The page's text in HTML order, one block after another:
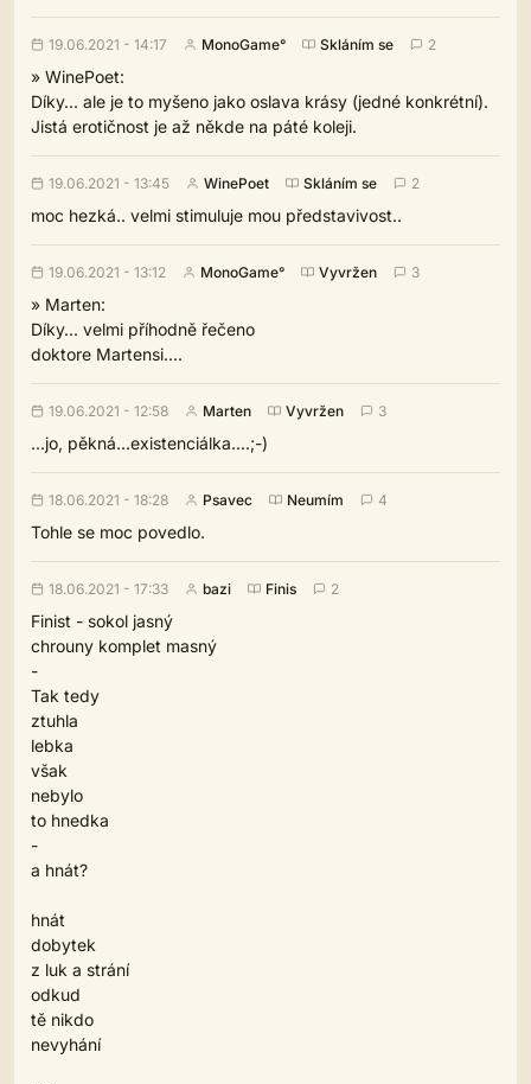
19.06.2021 - 14:17 MonoGame° Skláním se 2
» WinePoet:
Díky... ale je to myšeno jako oslava krásy (jedné konkrétní).
Jistá erotičnost je až někde na páté koleji.
19.06.2021 - 13:45 WinePoet Skláním se 2
moc hezká.. velmi stimuluje mou představivost..
19.06.2021 - 13:12 MonoGame° Vyvržen 3
» Marten:
Díky... velmi příhodně řečeno
doktore Martensi....
19.06.2021 - 12:58 Marten Vyvržen 3
...jo, pěkná...existenciálka....;-)
18.06.2021 - 18:28 Psavec Neumím 4
Tohle se moc povedlo.
18.06.2021 - 17:33 bazi Finis 2
Finist - sokol jasný
chrouny komplet masný
-
Tak tedy
ztuhla
lebka
však
nebylo
to hnedka
-
a hnát?
hnát
dobytek
z luk a strání
odkud
tě nikdo
nevyhání